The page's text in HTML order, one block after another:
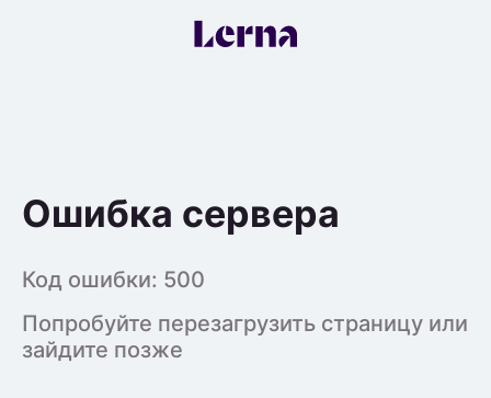
Ошибка сервера
Код ошибки: 500
Попробуйте перезагрузить страницу или
зайдите позже